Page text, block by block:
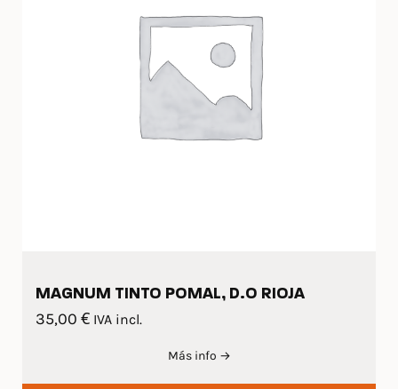
MAGNUM TINTO POMAL, D.O RIOJA
35,00 € IVA incl.
Más info →